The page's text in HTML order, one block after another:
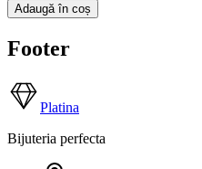
Adaugă în coș
Footer
Platina
Bijuteria perfecta